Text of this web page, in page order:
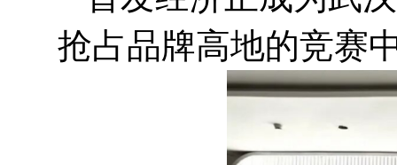
抢占品牌高地的竞赛